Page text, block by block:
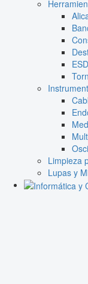
Limpieza
Lupas y